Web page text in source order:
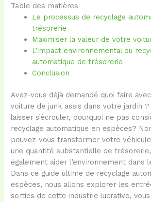
Table des matières
Le processus de recyclage
trésorerie
Maximiser la valeur de votre
L’impact environnemental du
automatique de trésorerie
Conclusion
Avez-vous déjà demandé quoi faire
voiture de junk assis dans votre jardin ?
laisser s’écrouler, pourquoi ne pas
recyclage automatique en espèces?
pouvez-vous transformer votre
une quantité substantielle de
également aider l’environnement dans
Dans ce guide ultime de recyclage
espèces, nous allons explorer les
sorties de cette industrie lucrative,